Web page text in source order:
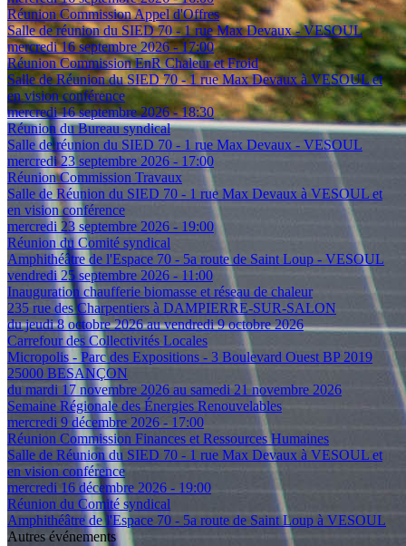
Réunion Commission Appel d'Offres
Salle de réunion du SIED 70 - 1 rue Max Devaux - VESOUL
mercredi 16 septembre 2026 - 17:00
Réunion Commission EnR Chaleur et Froid
Salle de Réunion du SIED 70 - 1 rue Max Devaux à VESOUL et
en vision conférence
mercredi 16 septembre 2026 - 18:30
Réunion du Bureau syndical
Salle de réunion du SIED 70 - 1 rue Max Devaux - VESOUL
mercredi 23 septembre 2026 - 17:00
Réunion Commission Travaux
Salle de Réunion du SIED 70 - 1 rue Max Devaux à VESOUL et
en vision conférence
mercredi 23 septembre 2026 - 19:00
Réunion du Comité syndical
Amphithéâtre de l'Espace 70 - 5a route de Saint Loup - VESOUL
vendredi 25 septembre 2026 - 11:00
Inauguration chaufferie biomasse et réseau de chaleur
235 rue des Charpentiers à DAMPIERRE-SUR-SALON
du jeudi 8 octobre 2026 au vendredi 9 octobre 2026
Carrefour des Collectivités Locales
Micropolis - Parc des Expositions - 3 Boulevard Ouest BP 2019
25000 BESANÇON
du mardi 17 novembre 2026 au samedi 21 novembre 2026
Semaine Régionale des Énergies Renouvelables
mercredi 9 décembre 2026 - 17:00
Réunion Commission Finances et Ressources Humaines
Salle de Réunion du SIED 70 - 1 rue Max Devaux à VESOUL et
en vision conférence
mercredi 16 décembre 2026 - 19:00
Réunion du Comité syndical
Amphithéâtre de l'Espace 70 - 5a route de Saint Loup à VESOUL
Autres événements